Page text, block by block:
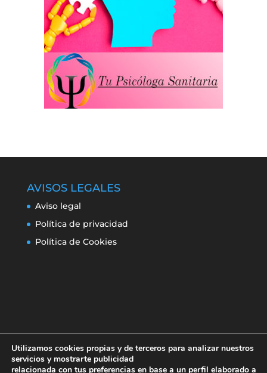
AVISOS LEGALES
Aviso legal
Política de privacidad
Política de Cookies
Utilizamos cookies propias y de terceros para analizar nuestros
servicios y mostrarte publicidad
relacionada con tus preferencias en base a un perfil elaborado a